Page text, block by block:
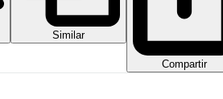
Similar
Compartir